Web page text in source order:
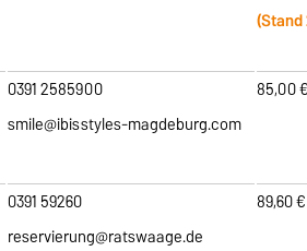
0391 2585900
smile@ibisstyles-magdeburg.com
85,00 €
0391 59260
reservierung@ratswaage.de
89,60 €